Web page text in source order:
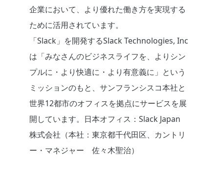
企業において、より優れた働き方を実現する
ために活用されています。
「Slack」を開発するSlack Technologies, Inc
は「みなさんのビジネスライフを、よりシン
プルに・より快適に・より有意義に」という
ミッションのもと、サンフランシスコ本社と
世界12都市のオフィスを拠点にサービスを展
開しています。日本オフィス：Slack Japan
株式会社（本社：東京都千代田区、カントリ
ー・マネジャー 佐々木聖治）